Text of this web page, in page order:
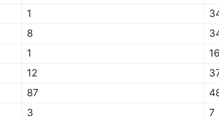
1
8
1
16
12
87
3
7